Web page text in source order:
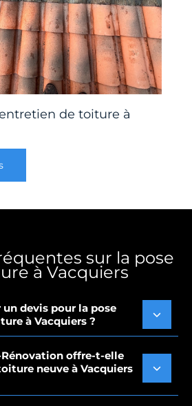
de toiture à
sur la pose
à Vacquiers
devis pour la pose
à Vacquiers ?
offre-t-elle
neuve à Vacquiers